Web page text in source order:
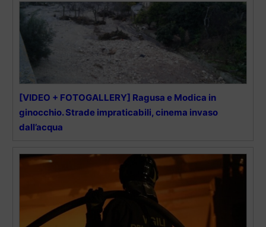
[VIDEO + FOTOGALLERY] Ragusa e Modica in
ginocchio. Strade impraticabili, cinema invaso
dall’acqua